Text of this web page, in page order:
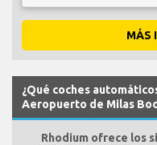
MÁS
¿Qué coches
Aeropuerto de Milas
Rhodium ofrece los